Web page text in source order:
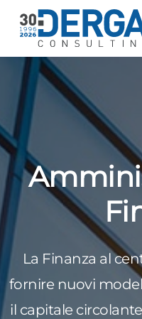
La Finanza al
fornire nuovi
il capitale